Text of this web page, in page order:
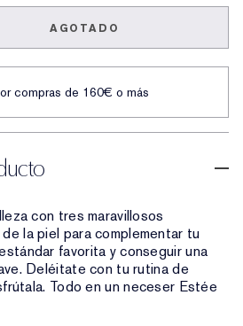
AGOTADO
compras de 160€ o más
con tres maravillosos
la piel para complementar tu
favorita y conseguir una
Deléitate con tu rutina de
Todo en un neceser Estée